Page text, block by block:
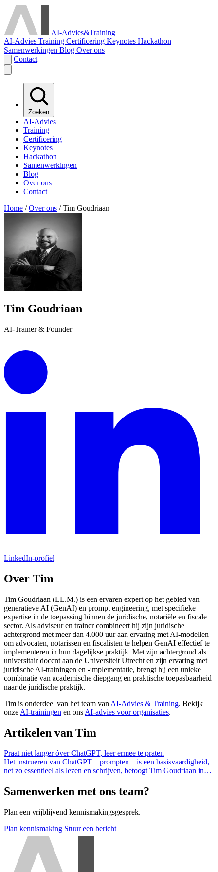
AI-Advies&Training
AI-Advies Training Certificering Keynotes Hackathon
Samenwerkingen Blog Over ons
Contact
Zoeken
AI-Advies
Training
Certificering
Keynotes
Hackathon
Samenwerkingen
Blog
Over ons
Contact
Home / Over ons / Tim Goudriaan
Tim Goudriaan
AI-Trainer & Founder
LinkedIn-profiel
Over Tim
Tim Goudriaan (LL.M.) is een ervaren expert op het gebied van
generatieve AI (GenAI) en prompt engineering, met specifieke
expertise in de toepassing binnen de juridische, notariële en fiscale
sector. Als adviseur en trainer combineert hij zijn juridische
achtergrond met meer dan 4.000 uur aan ervaring met AI-modellen
om advocaten, notarissen en fiscalisten te helpen GenAI effectief te
implementeren in hun dagelijkse praktijk. Met zijn achtergrond als
universitair docent aan de Universiteit Utrecht en zijn ervaring met
juridische AI-trainingen en -implementatie, brengt hij een unieke
combinatie van academische diepgang en praktische toepasbaarheid
naar de juridische praktijk.
Tim is onderdeel van het team van AI-Advies & Training. Bekijk
onze AI-trainingen en ons AI-advies voor organisaties.
Artikelen van Tim
Praat niet langer óver ChatGPT, leer ermee te praten
Het instrueren van ChatGPT – prompten – is een basisvaardigheid,
net zo essentieel als lezen en schrijven, betoogt Tim Goudriaan in
Samenwerken met ons team?
Plan een vrijblijvend kennismakingsgesprek.
Plan kennismaking Stuur een bericht